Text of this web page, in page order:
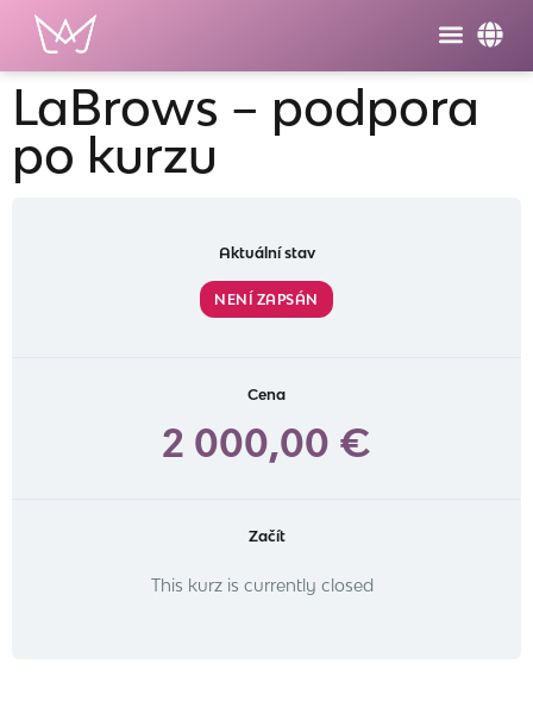
LaBrows – podpora
po kurzu
Aktuální stav
NENÍ ZAPSÁN
Cena
2 000,00 €
Začít
This kurz is currently closed